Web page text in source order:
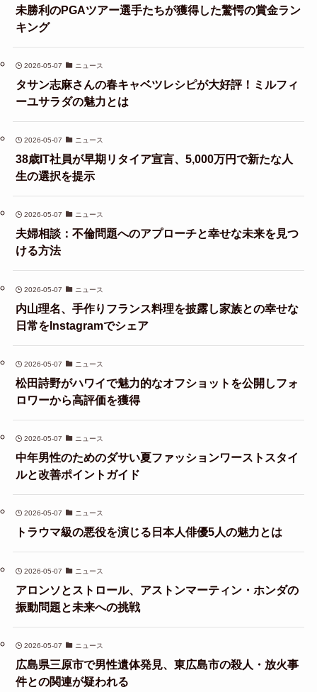
未勝利のPGAツアー選手たちが獲得した驚愕の賞金ラン
キング
2026-05-07 ニュース
タサン志麻さんの春キャベツレシピが大好評！ミルフィ
ーユサラダの魅力とは
2026-05-07 ニュース
38歳IT社員が早期リタイア宣言、5,000万円で新たな人
生の選択を提示
2026-05-07 ニュース
夫婦相談：不倫問題へのアプローチと幸せな未来を見つ
ける方法
2026-05-07 ニュース
内山理名、手作りフランス料理を披露し家族との幸せな
日常をInstagramでシェア
2026-05-07 ニュース
松田詩野がハワイで魅力的なオフショットを公開しフォ
ロワーから高評価を獲得
2026-05-07 ニュース
中年男性のためのダサい夏ファッションワーストスタイ
ルと改善ポイントガイド
2026-05-07 ニュース
トラウマ級の悪役を演じる日本人俳優5人の魅力とは
2026-05-07 ニュース
アロンソとストロール、アストンマーティン・ホンダの
振動問題と未来への挑戦
2026-05-07 ニュース
広島県三原市で男性遺体発見、東広島市の殺人・放火事
件との関連が疑われる